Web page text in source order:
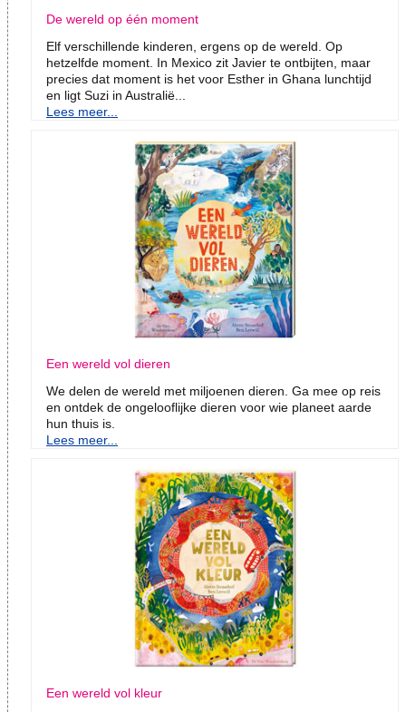
De wereld op één moment
Elf verschillende kinderen, ergens op de wereld. Op
hetzelfde moment. In Mexico zit Javier te ontbijten, maar
precies dat moment is het voor Esther in Ghana lunchtijd
en ligt Suzi in Australië...
Lees meer...
Een wereld vol dieren
We delen de wereld met miljoenen dieren. Ga mee op reis
en ontdek de ongelooflijke dieren voor wie planeet aarde
hun thuis is.
Lees meer...
Een wereld vol kleur